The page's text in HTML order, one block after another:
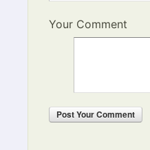
Your Comment
PostYour Comment